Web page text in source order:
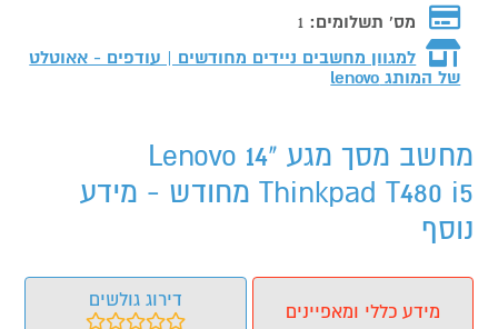
מס' תשלומים: 1
למגוון מחשבים ניידים מחודשים | עודפים - אאוטלט
של המותג lenovo
מחשב מסך מגע "14 Lenovo
Thinkpad T480 i5 מחודש - מידע
נוסף
מידע כללי ומאפיינים
דירוג גולשים